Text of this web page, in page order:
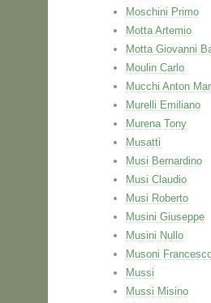
Moschini Primo
Motta Artemio
Motta Giovanni
Moulin Carlo
Mucchi Anton
Murelli Emiliano
Murena Tony
Musatti
Musi Bernardino
Musi Claudio
Musi Roberto
Musini Giuseppe
Musini Nullo
Musoni
Mussi
Mussi Misino